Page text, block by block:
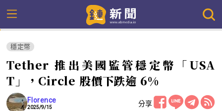
穩定幣
Tether 推出美國監管穩定幣「USA
T」，Circle 股價下跌逾 6%
Florence
2025/9/15 分享